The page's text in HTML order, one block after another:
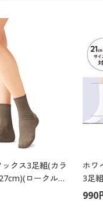
クス3足組(カラ
ロークルー
ホワ
3足組
990